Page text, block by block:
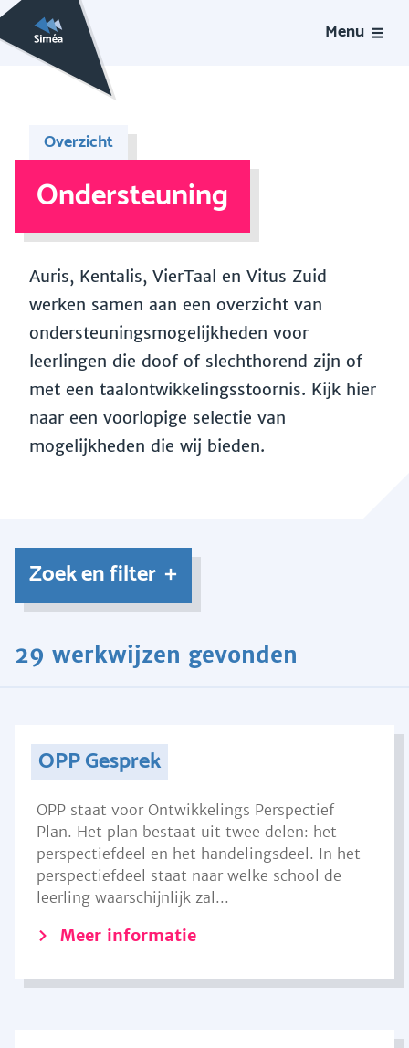
Menu
Overzicht
Ondersteuning
Auris, Kentalis, VierTaal en Vitus Zuid
werken samen aan een overzicht van
ondersteuningsmogelijkheden voor
leerlingen die doof of slechthorend zijn of
met een taalontwikkelingsstoornis. Kijk hier
naar een voorlopige selectie van
mogelijkheden die wij bieden.
Zoek en filter
29 werkwijzen gevonden
OPP Gesprek
OPP staat voor Ontwikkelings Perspectief
Plan. Het plan bestaat uit twee delen: het
perspectiefdeel en het handelingsdeel. In het
perspectiefdeel staat naar welke school de
leerling waarschijnlijk zal...
Meer informatie